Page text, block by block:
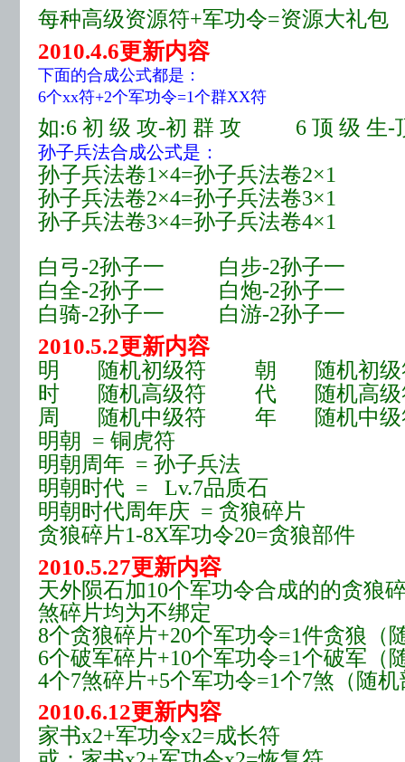
每种高级资源符+军功令=资源大礼包
2010.4.6更新内容
下面的合成公式都是：
6个xx符+2个军功令=1个群XX符
如:6 初 级 攻-初 群 攻 6 顶 级 生-
孙子兵法合成公式是：
孙子兵法卷1×4=孙子兵法卷2×1
孙子兵法卷2×4=孙子兵法卷3×1
孙子兵法卷3×4=孙子兵法卷4×1
白弓-2孙子一 白步-2孙子一
白全-2孙子一 白炮-2孙子一
白骑-2孙子一 白游-2孙子一
2010.5.2更新内容
明 随机初级符 朝 随机初
时 随机高级符 代 随机高级
周 随机中级符 年 随机中级
明朝 = 铜虎符
明朝周年 = 孙子兵法
明朝时代 = Lv.7品质石
明朝时代周年庆 = 贪狼碎片
贪狼碎片1-8X军功令20=贪狼部件
2010.5.27更新内容
天外陨石加10个军功令合成的的贪狼
煞碎片均为不绑定
8个贪狼碎片+20个军功令=1件贪狼（
6个破军碎片+10个军功令=1个破军（
4个7煞碎片+5个军功令=1个7煞（随
2010.6.12更新内容
家书x2+军功令x2=成长符